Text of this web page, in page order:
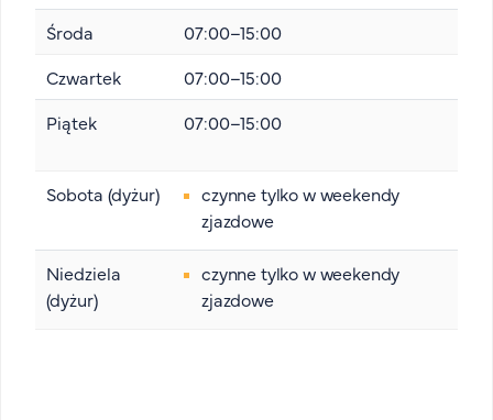
Środa
07:00–15:00
Czwartek
07:00–15:00
Piątek
07:00–15:00
Sobota (dyżur)
czynne tylko w weekendy
zjazdowe
Niedziela
(dyżur)
czynne tylko w weekendy
zjazdowe